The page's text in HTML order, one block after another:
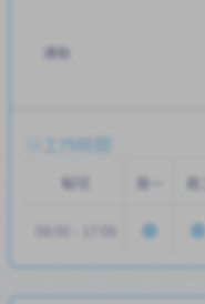
通勤
工作時間
輪班 周一 周二